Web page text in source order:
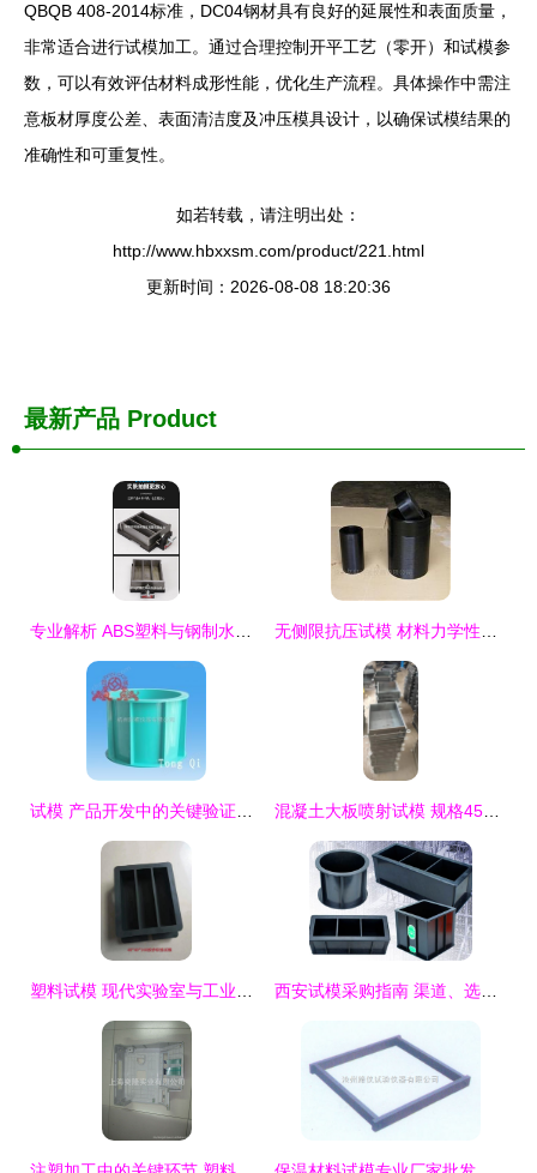
QBQB 408-2014标准，DC04钢材具有良好的延展性和表面质量，
非常适合进行试模加工。通过合理控制开平工艺（零开）和试模参
数，可以有效评估材料成形性能，优化生产流程。具体操作中需注
意板材厚度公差、表面清洁度及冲压模具设计，以确保试模结果的
准确性和可重复性。
如若转载，请注明出处：
http://www.hbxxsm.com/product/221.html
更新时间：2026-08-08 18:20:36
最新产品 Product